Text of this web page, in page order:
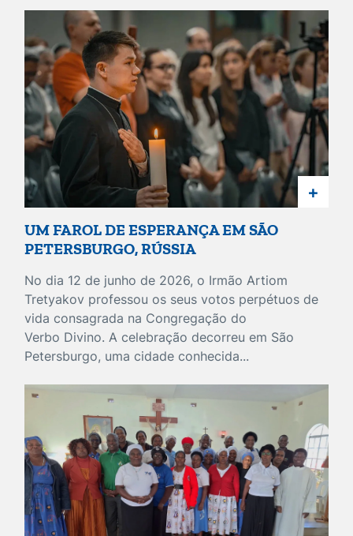
+
UM FAROL DE ESPERANÇA EM SÃO
PETERSBURGO, RÚSSIA
No dia 12 de junho de 2026, o Irmão Artiom
Tretyakov professou os seus votos perpétuos de
vida consagrada na Congregação do
Verbo Divino. A celebração decorreu em São
Petersburgo, uma cidade conhecida...